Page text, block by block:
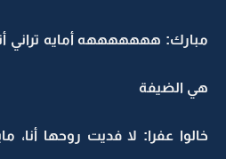
مبارك: هههههههه أمايه تراني
هي الضيفة
خالوا عفرا: لا فديت روحها أنا،